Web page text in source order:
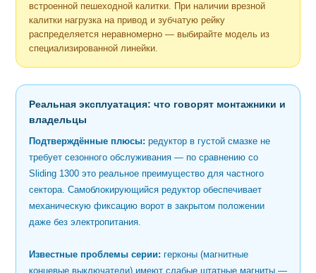
встроенной пешеходной калитки. При наличии врезной
калитки нагрузка на привод и зубчатую рейку
распределяется неравномерно — выбирайте модель из
специализированной линейки.
Реальная эксплуатация: что говорят монтажники и
владельцы
Подтверждённые плюсы: редуктор в густой смазке не
требует сезонного обслуживания — по сравнению со
Sliding 1300 это реальное преимущество для частного
сектора. Самоблокирующийся редуктор обеспечивает
механическую фиксацию ворот в закрытом положении
даже без электропитания.
Известные проблемы серии: герконы (магнитные
концевые выключатели) имеют слабые штатные магниты —